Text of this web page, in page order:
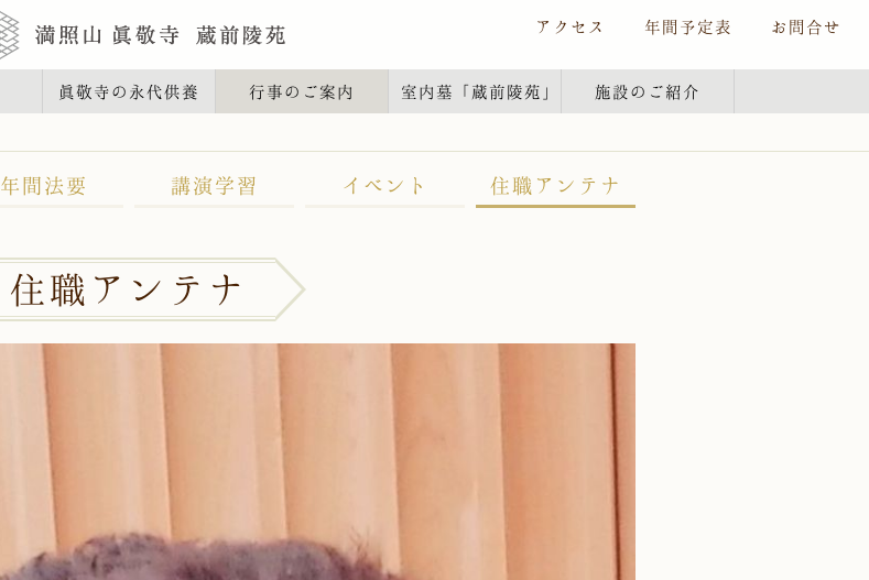
眞敬寺の永代供養 行事のご案内 室内墓 「蔵前陵苑」 施設のご紹介
アクセス 年間予定表 お問合せ
年間法要 講演学習 イベント 住職アンテナ
住職アンテナ